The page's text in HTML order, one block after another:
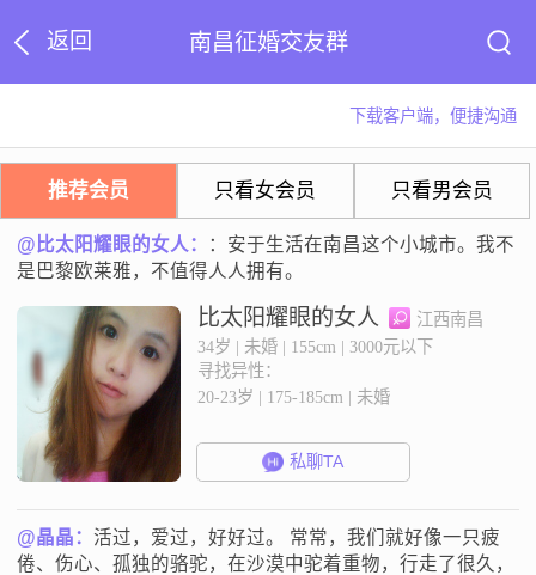
返回 南昌征婚交友群
下载客户端，便捷沟通
推荐会员 只看女会员 只看男会员
@比太阳耀眼的女人： ：安于生活在南昌这个小城市。我不
是巴黎欧莱雅，不值得人人拥有。
比太阳耀眼的女人
江西南昌
34岁 | 未婚 | 155cm | 3000元以下
寻找异性：
20-23岁 | 175-185cm | 未婚
私聊TA
@晶晶： 活过，爱过，好好过。 常常，我们就好像一只疲
倦、伤心、孤独的骆驼，在沙漠中驼着重物，行走了很久，